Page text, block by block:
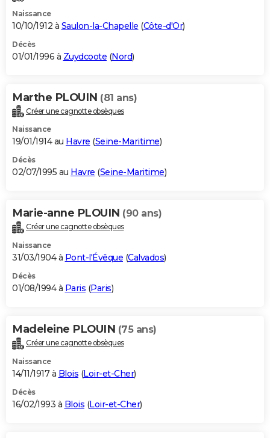
Naissance
10/10/1912 à Saulon-la-Chapelle (Côte-d'Or)
Décès
01/01/1996 à Zuydcoote (Nord)
Marthe PLOUIN (81 ans)
Créer une cagnotte obsèques
Naissance
19/01/1914 au Havre (Seine-Maritime)
Décès
02/07/1995 au Havre (Seine-Maritime)
Marie-anne PLOUIN (90 ans)
Créer une cagnotte obsèques
Naissance
31/03/1904 à Pont-l'Évêque (Calvados)
Décès
01/08/1994 à Paris (Paris)
Madeleine PLOUIN (75 ans)
Créer une cagnotte obsèques
Naissance
14/11/1917 à Blois (Loir-et-Cher)
Décès
16/02/1993 à Blois (Loir-et-Cher)